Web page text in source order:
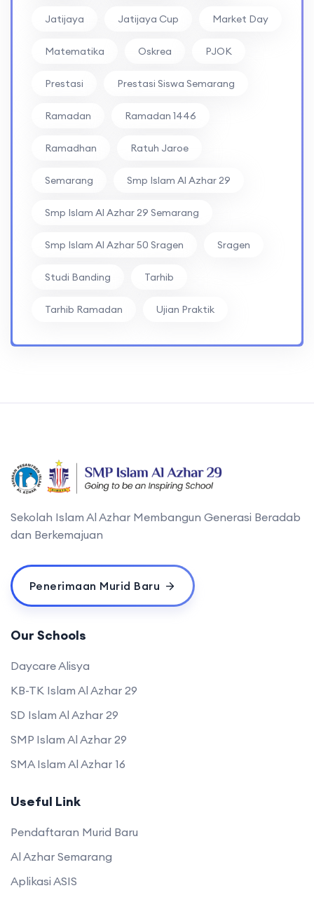
Jatijaya Jatijaya Cup Market Day
Matematika Oskrea PJOK
Prestasi Prestasi Siswa Semarang
Ramadan Ramadan 1446
Ramadhan Ratuh Jaroe
Semarang Smp Islam Al Azhar 29
Smp Islam Al Azhar 29 Semarang
Smp Islam Al Azhar 50 Sragen Sragen
Studi Banding Tarhib
Tarhib Ramadan Ujian Praktik
Sekolah Islam Al Azhar Membangun Generasi Beradab
dan Berkemajuan
Penerimaan Murid Baru
Our Schools
Daycare Alisya
KB-TK Islam Al Azhar 29
SD Islam Al Azhar 29
SMP Islam Al Azhar 29
SMA Islam Al Azhar 16
Useful Link
Pendaftaran Murid Baru
Al Azhar Semarang
Aplikasi ASIS